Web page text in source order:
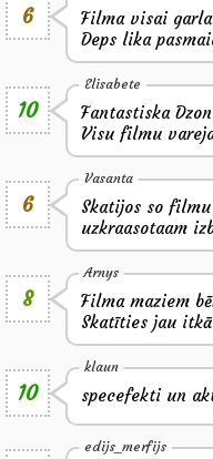
6
Filma visai
Deps lika
10
Elisabete
Fantastiska
Visu filmu
6
Vasanta
Skatijos so
uzkraasotaam
8
Arnys
Filma maziem
Skatīties jau
10
klaun
specefekti un
edijs_merfijs